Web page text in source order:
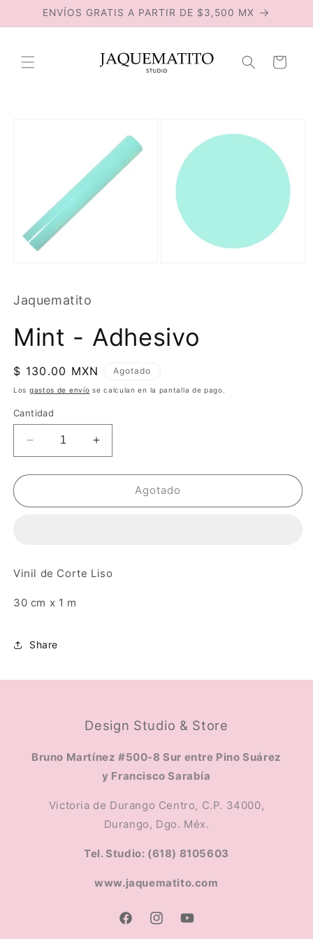
directamente
al contenido
ENVÍOS GRATIS A PARTIR DE $3,500 MX
Carrito
Jaquematito
Mint - Adhesivo
Precio
habitual
$ 130.00 MXN Agotado
Los gastos de envío se calculan en la pantalla de pago.
Cantidad
Reducir
cantidad
para
-
Aumentar
cantidad
para
-
Agotado
Vinil de Corte Liso
30 cm x 1 m
Share
Design Studio & Store
Bruno Martínez #500-8 Sur entre Pino Suárez
y Francisco Sarabía
Victoria de Durango Centro, C.P. 34000,
Durango, Dgo. Méx.
Tel. Studio: (618) 8105603
www.jaquematito.com
FacebookInstagramYouTube